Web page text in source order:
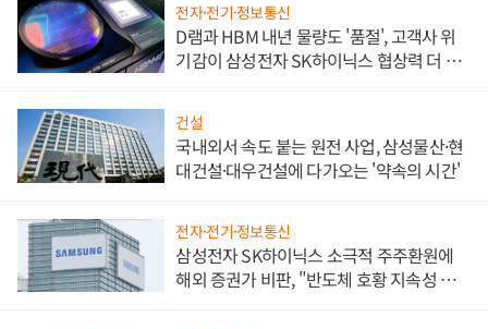
전자·전기·정보통신
D램과 HBM 내년 물량도 '품절', 고객사 위
기감이 삼성전자 SK하이닉스 협상력 더 키
건설
국내외서 속도 붙는 원전 사업, 삼성물산·현
대건설·대우건설에 다가오는 '약속의 시간'
전자·전기·정보통신
삼성전자 SK하이닉스 소극적 주주환원에
해외 증권가 비판, "반도체 호황 지속성 의